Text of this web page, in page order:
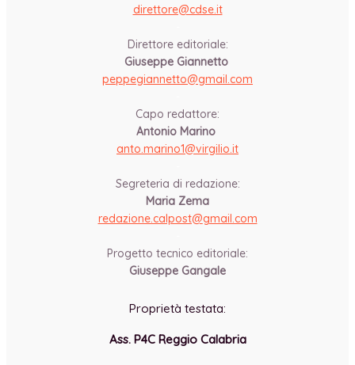
direttore@cdse.it
Direttore editoriale:
Giuseppe Giannetto
peppegiannetto@gmail.com
Capo redattore:
Antonio Marino
anto.marino1@virgilio.it
Segreteria di redazione:
Maria Zema
redazione.calpost@gmail.com
Progetto tecnico editoriale:
Giuseppe Gangale
Proprietà testata:
Ass. P4C Reggio Calabria